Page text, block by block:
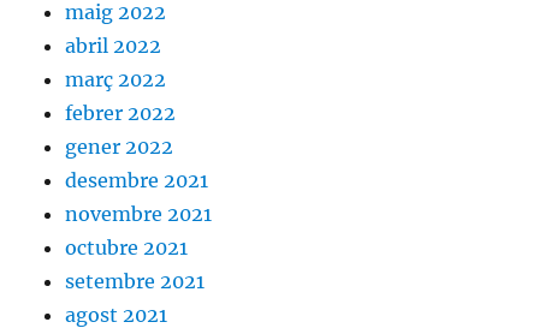
maig 2022
abril 2022
març 2022
febrer 2022
gener 2022
desembre 2021
novembre 2021
octubre 2021
setembre 2021
agost 2021